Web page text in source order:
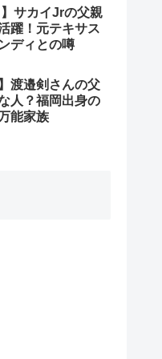
】サカイJrの父親
躍！元テキサス
ディとの噂
渡邉剣さんの父
人？福岡出身の
能家族